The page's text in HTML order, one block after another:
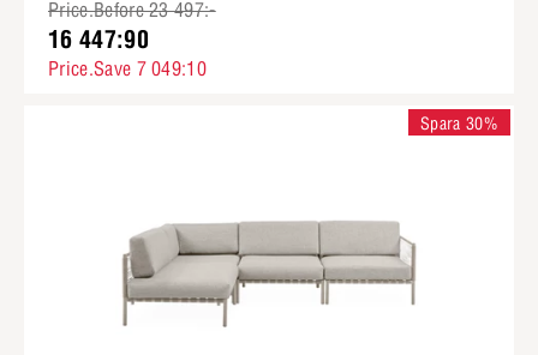
Price.Before 23 497:-
16 447:90
Price.Save 7 049:10
Spara 30%